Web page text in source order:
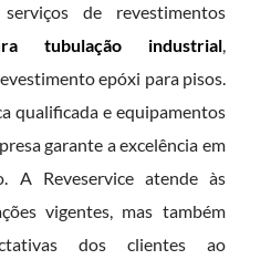
de revestimentos
tubulação industrial,
epóxi para pisos.
qualificada e equipamentos
garante a excelência em
A Reveservice atende às
vigentes, mas também
dos clientes ao